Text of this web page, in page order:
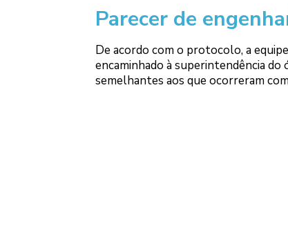
Parecer de
De acordo com o protocolo, a
encaminhado à superintendência
semelhantes aos que ocorreram